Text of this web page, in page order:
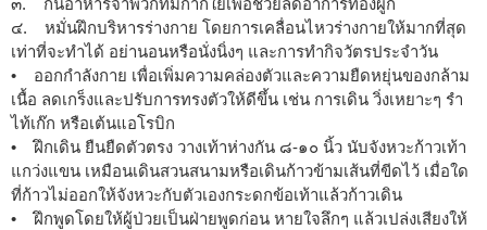
๔. หมั่นฝึกบริหารร่างกาย โดยการเคลื่อนไหวร่างกายให้มากที่สุด
เท่าที่จะทำได้ อย่านอนหรือนั่งนิ่งๆ และการทำกิจวัตรประจำวัน
• ออกกำลังกาย เพื่อเพิ่มความคล่องตัวและความยืดหยุ่นของกล้าม
เนื้อ ลดเกร็งและปรับการทรงตัวให้ดีขึ้น เช่น การเดิน วิ่งเหยาะๆ รำ
ไท้เก๊ก หรือเต้นแอโรบิก
• ฝึกเดิน ยืนยืดตัวตรง วางเท้าห่างกัน ๘-๑๐ นิ้ว นับจังหวะก้าวเท้า
แกว่งแขน เหมือนเดินสวนสนามหรือเดินก้าวข้ามเส้นที่ขีดไว้ เมื่อใด
ที่ก้าวไม่ออกให้จังหวะกับตัวเองกระดกข้อเท้าแล้วก้าวเดิน
• ฝึกพูดโดยให้ผู้ป่วยเป็นฝ่ายพูดก่อน หายใจลึกๆ แล้วเปล่งเสียงให้